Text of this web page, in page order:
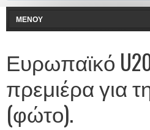
Ευρωπαϊκό
πρεμιέρα για
(φώτο).